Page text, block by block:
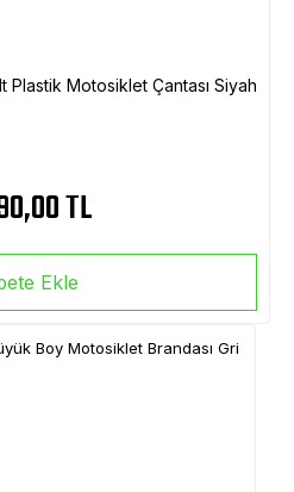
Plastik Motosiklet Çantası Siyah
TL
Ekle